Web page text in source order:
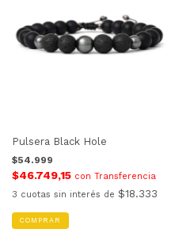
Pulsera Black Hole
$54.999
$46.749,15 con Transferencia
3 cuotas sin interés de $18.333